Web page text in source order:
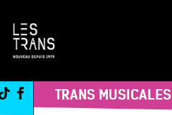
TRANS MUSICALES